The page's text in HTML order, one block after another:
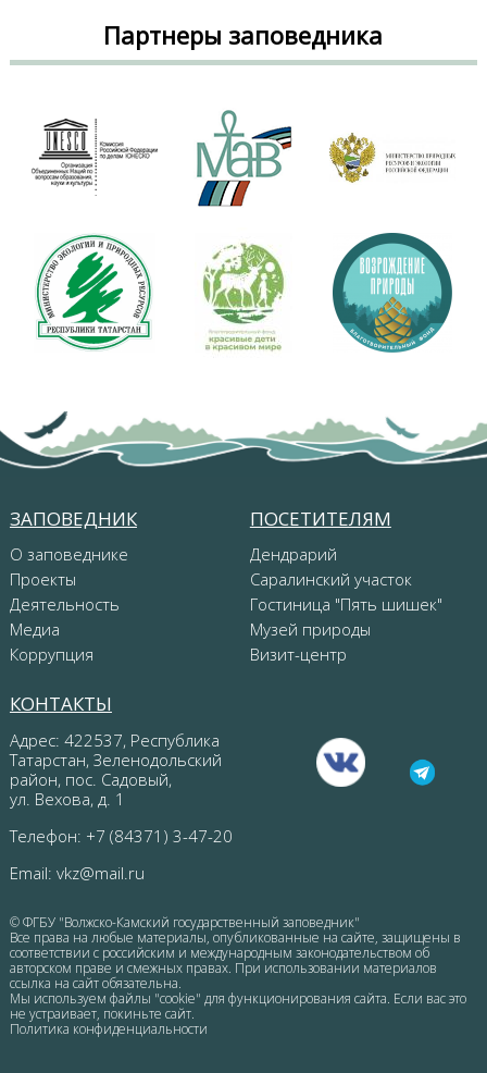
Партнеры заповедника
ЗАПОВЕДНИК
О заповеднике
Проекты
Деятельность
Медиа
Коррупция
ПОСЕТИТЕЛЯМ
Дендрарий
Саралинский участок
Гостиница "Пять шишек"
Музей природы
Визит-центр
КОНТАКТЫ
Адрес: 422537, Республика
Татарстан, Зеленодольский
район, пос. Садовый,
ул. Вехова, д. 1
Телефон: +7 (84371) 3-47-20
Email: vkz@mail.ru
© ФГБУ "Волжско-Камский государственный заповедник"
Все права на любые материалы, опубликованные на сайте, защищены в
соответствии с российским и международным законодательством об
авторском праве и смежных правах. При использовании материалов
ссылка на сайт обязательна.
Мы используем файлы "cookie" для функционирования сайта. Если вас это
не устраивает, покиньте сайт.
Политика конфиденциальности